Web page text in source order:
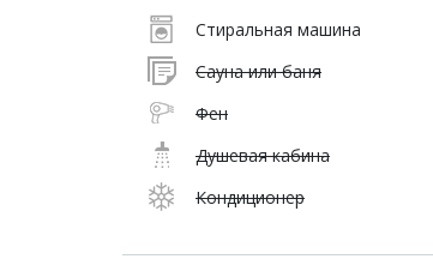
Стиральная машина
Сауна или баня
Фен
Душевая кабина
Кондиционер